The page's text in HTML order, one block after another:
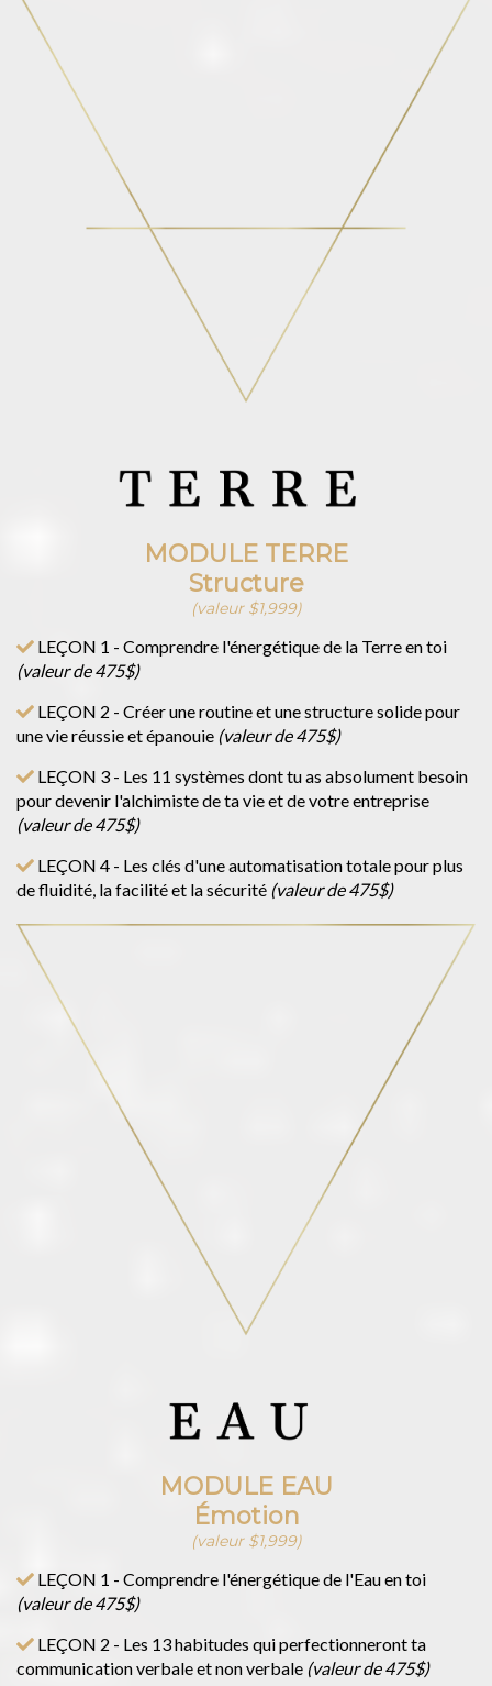
MODULE TERRE
Structure
(valeur $1,999)
LEÇON 1 - Comprendre l'énergétique de la Terre en toi
(valeur de 475$)
LEÇON 2 - Créer une routine et une structure solide pour
une vie réussie et épanouie (valeur de 475$)
LEÇON 3 - Les 11 systèmes dont tu as absolument besoin
pour devenir l'alchimiste de ta vie et de votre entreprise
(valeur de 475$)
LEÇON 4 - Les clés d'une automatisation totale pour plus
de fluidité, la facilité et la sécurité (valeur de 475$)
MODULE EAU
Émotion
(valeur $1,999)
LEÇON 1 - Comprendre l'énergétique de l'Eau en toi
(valeur de 475$)
LEÇON 2 - Les 13 habitudes qui perfectionneront ta
communication verbale et non verbale (valeur de 475$)